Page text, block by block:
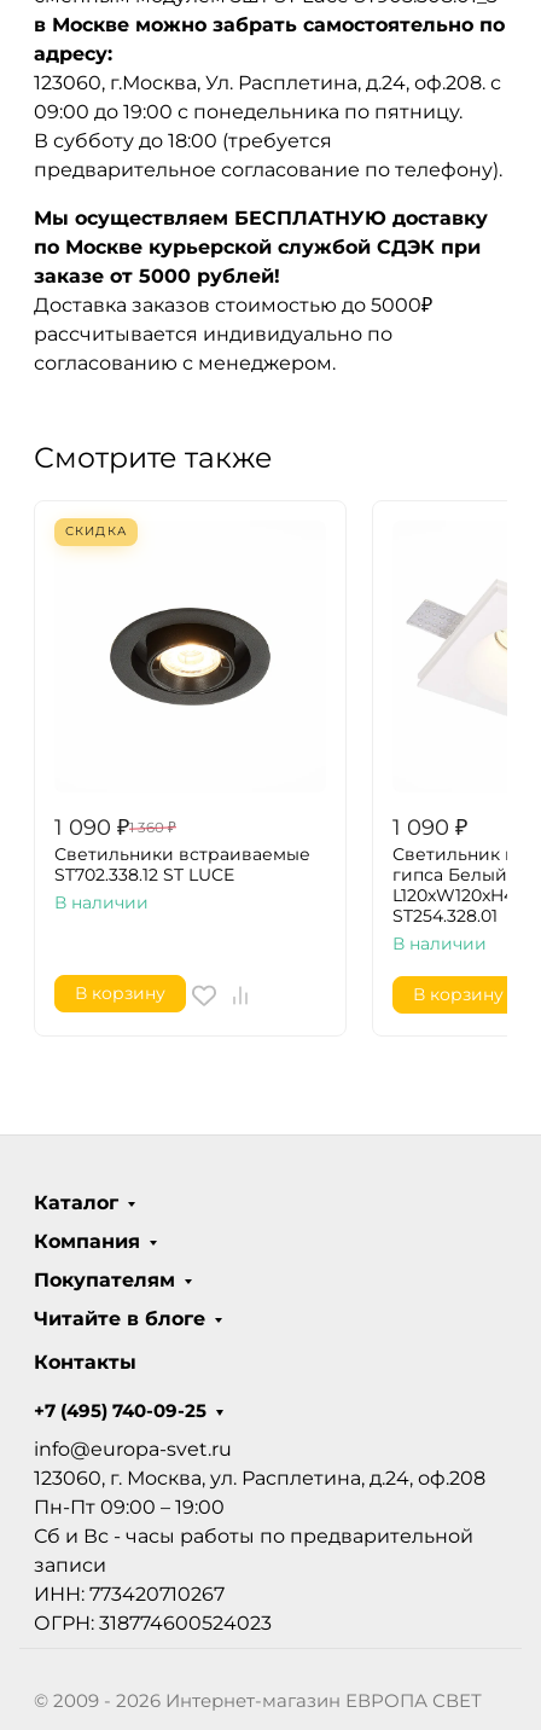
в Москве можно забрать самостоятельно по
адресу:
123060, г.Москва, Ул. Расплетина, д.24, оф.208. с
09:00 до 19:00 с понедельника по пятницу.
В субботу до 18:00 (требуется
предварительное согласование по телефону).
Мы осуществляем БЕСПЛАТНУЮ доставку
по Москве курьерской службой СДЭК при
заказе от 5000 рублей!
Доставка заказов стоимостью до 5000₽
рассчитывается индивидуально по
согласованию с менеджером.
Смотрите также
СКИДКА
1 090 ₽1 360 ₽
Светильники встраиваемые
ST702.338.12 ST LUCE
В наличии
В корзину
1 090 ₽
Светильник
гипса Белый
L120xW120xH40
ST254.328.01
В наличии
В корзину
Каталог
Компания
Покупателям
Читайте в блоге
Контакты
+7 (495) 740-09-25
info@europa-svet.ru
123060, г. Москва, ул. Расплетина, д.24, оф.208
Пн-Пт 09:00 – 19:00
Сб и Вс - часы работы по предварительной
записи
ИНН: 773420710267
ОГРН: 318774600524023
© 2009 - 2026 Интернет-магазин ЕВРОПА СВЕТ